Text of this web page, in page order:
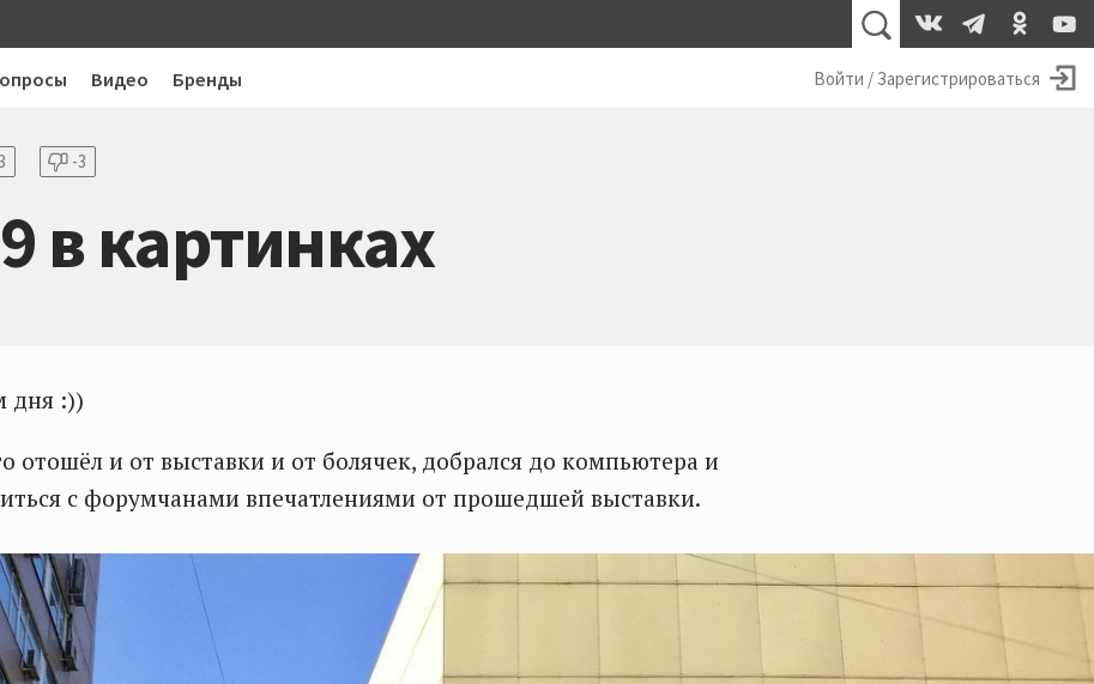
Видео Бренды Войти / Зарегистрироваться
-3
в картинках
дня :))
отошёл и от выставки и от болячек, добрался до компьютера и
с форумчанами впечатлениями от прошедшей выставки.